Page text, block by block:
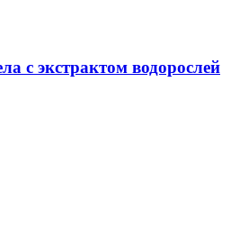
с экстрактом водорослей